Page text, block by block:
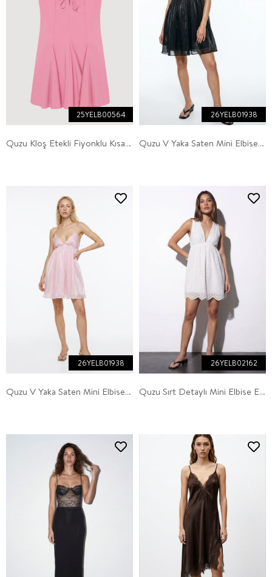
Quzu Kloş Etekli Fiyonklu Kısa Elbise Pembe
25YELB00564
Quzu V Yaka Saten Mini Elbise Siyah
26YELB01938
Quzu V Yaka Saten Mini Elbise Pembe
26YELB01938
Quzu Sırt Detaylı Mini Elbise Ekru
26YELB02162